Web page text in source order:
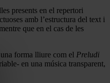
presents en el repertori
amb l’estructura del text i
que en el cas de les
una forma lliure com el Preludi
en una música transparent,